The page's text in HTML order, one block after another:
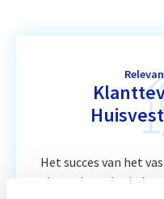
Het succes van het
uitvoering, niet in het